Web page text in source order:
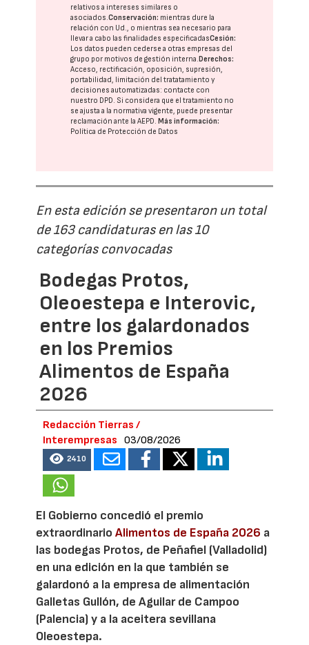
relativos a intereses similares o
asociados.Conservación: mientras dure la
relación con Ud., o mientras sea necesario para
llevar a cabo las finalidades especificadasCesión:
Los datos pueden cederse a otras empresas del
grupo por motivos de gestión interna.Derechos:
Acceso, rectificación, oposición, supresión,
portabilidad, limitación del tratatamiento y
decisiones automatizadas: contacte con
nuestro DPD. Si considera que el tratamiento no
se ajusta a la normativa vigente, puede presentar
reclamación ante laAEPD.Más información:
Política de Protección de Datos
En esta edición se presentaron un total
de 163 candidaturas en las 10
categorías convocadas
Bodegas Protos,
Oleoestepa e Interovic,
entre los galardonados
en los Premios
Alimentos de España
2026
Redacción Tierras /
Interempresas
03/08/2026
2410
El Gobierno concedió el premio
extraordinarioAlimentos de España 2026 a
las bodegas Protos, de Peñafiel (Valladolid)
en una edición en la que también se
galardonó a la empresa de alimentación
Galletas Gullón, de Aguilar de Campoo
(Palencia) y a la aceitera sevillana
Oleoestepa.